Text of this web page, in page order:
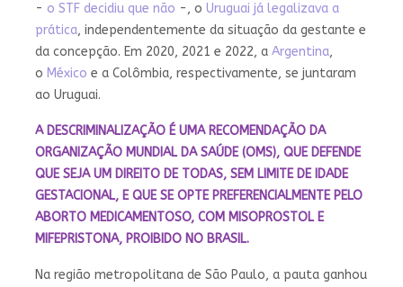
- o STF decidiu que não -, o Uruguai já legalizava a
prática, independentemente da situação da gestante e
da concepção. Em 2020, 2021 e 2022, a Argentina,
o México e a Colômbia, respectivamente, se juntaram
ao Uruguai.
A DESCRIMINALIZAÇÃO É UMA RECOMENDAÇÃO DA
ORGANIZAÇÃO MUNDIAL DA SAÚDE (OMS), QUE DEFENDE
QUE SEJA UM DIREITO DE TODAS, SEM LIMITE DE IDADE
GESTACIONAL, E QUE SE OPTE PREFERENCIALMENTE PELO
ABORTO MEDICAMENTOSO, COM MISOPROSTOL E
MIFEPRISTONA, PROIBIDO NO BRASIL.
Na região metropolitana de São Paulo, a pauta ganhou